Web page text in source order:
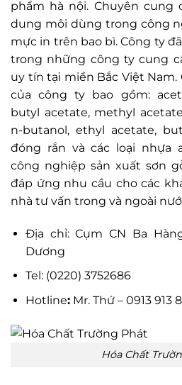
phẩm hà nội. Chuyên cung
dung môi dùng trong công
mực in trên bao bì. Công ty
trong những công ty cung
uy tín tại miền Bắc Việt Nam.
của công ty bao gồm:
butyl acetate, methyl
n-butanol, ethyl acetate,
đóng rắn và các loại nhựa
công nghiệp sản xuất sơn
đáp ứng nhu cầu cho các
nhà tư vấn trong và ngoài
Địa chỉ: Cụm CN Ba
Dương
Tel: (0220) 3752686
Hotline:Mr. Thứ – 0913 913
Hóa Chất